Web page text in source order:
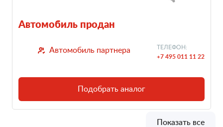
Автомобиль продан
Автомобиль партнера ТЕЛЕФОН:
+7 495 011 11 22
Подобрать аналог
Показать все